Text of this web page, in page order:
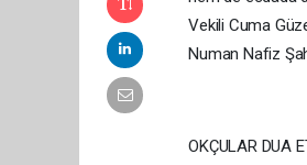
Vekili Cuma
Numan Nafiz
OKÇULAR DUA